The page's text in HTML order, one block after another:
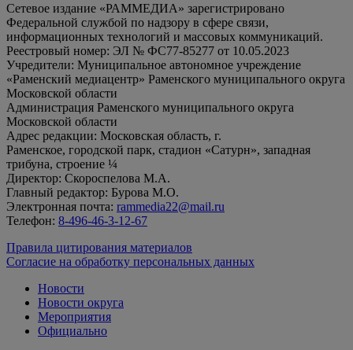
Сетевое издание «РАММЕДИА» зарегистрировано
Федеральной службой по надзору в сфере связи,
информационных технологий и массовых коммуникаций.
Реестровый номер: ЭЛ № ФС77-85277 от 10.05.2023
Учредители: Муниципальное автономное учреждение
«Раменский медиацентр» Раменского муниципального округа
Московской области
Администрация Раменского муниципального округа
Московской области
Адрес редакции: Московская область, г.
Раменское, городской парк, стадион «Сатурн», западная
трибуна, строение ¼
Директор: Скороспелова М.А.
Главный редактор: Бурова М.О.
Электронная почта: rammedia22@mail.ru
Телефон: 8-496-46-3-12-67
Правила цитирования материалов
Согласие на обработку персональных данных
Новости
Новости округа
Мероприятия
Официально